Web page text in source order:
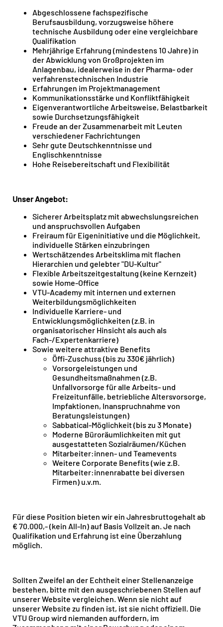
Abgeschlossene fachspezifische
Berufsausbildung, vorzugsweise höhere
technische Ausbildung oder eine vergleichbare
Qualifikation
Mehrjährige Erfahrung (mindestens 10 Jahre) in
der Abwicklung von Großprojekten im
Anlagenbau, idealerweise in der Pharma- oder
verfahrenstechnischen Industrie
Erfahrungen im Projektmanagement
Kommunikationsstärke und Konfliktfähigkeit
Eigenverantwortliche Arbeitsweise, Belastbarkeit
sowie Durchsetzungsfähigkeit
Freude an der Zusammenarbeit mit Leuten
verschiedener Fachrichtungen
Sehr gute Deutschkenntnisse und
Englischkenntnisse
Hohe Reisebereitschaft und Flexibilität
Unser Angebot:
Sicherer Arbeitsplatz mit abwechslungsreichen
und anspruchsvollen Aufgaben
Freiraum für Eigeninitiative und die Möglichkeit,
individuelle Stärken einzubringen
Wertschätzendes Arbeitsklima mit flachen
Hierarchien und gelebter "DU-Kultur"
Flexible Arbeitszeitgestaltung (keine Kernzeit)
sowie Home-Office
VTU-Academy mit internen und externen
Weiterbildungsmöglichkeiten
Individuelle Karriere- und
Entwicklungsmöglichkeiten (z.B. in
organisatorischer Hinsicht als auch als
Fach-/Expertenkarriere)
Sowie weitere attraktive Benefits
Öffi-Zuschuss (bis zu 330€ jährlich)
Vorsorgeleistungen und
Gesundheitsmaßnahmen (z.B.
Unfallvorsorge für alle Arbeits- und
Freizeitunfälle, betriebliche Altersvorsorge,
Impfaktionen, Inanspruchnahme von
Beratungsleistungen)
Sabbatical-Möglichkeit (bis zu 3 Monate)
Moderne Büroräumlichkeiten mit gut
ausgestatteten Sozialräumen/Küchen
Mitarbeiter:innen- und Teamevents
Weitere Corporate Benefits (wie z.B.
Mitarbeiter:innenrabatte bei diversen
Firmen) u.v.m.
Für diese Position bieten wir ein Jahresbruttogehalt ab
€ 70.000,- (kein All-In) auf Basis Vollzeit an. Je nach
Qualifikation und Erfahrung ist eine Überzahlung
möglich.
Sollten Zweifel an der Echtheit einer Stellenanzeige
bestehen, bitte mit den ausgeschriebenen Stellen auf
unserer Website vergleichen. Wenn sie nicht auf
unserer Website zu finden ist, ist sie nicht offiziell. Die
VTU Group wird niemanden auffordern, im